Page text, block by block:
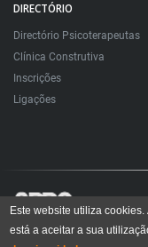
DIRECTÓRIO
Directório Psicoterapeutas
Clínica Construtiva
Inscrições
Ligações
Todos os direitos reservados.
© 2006 – 2024
Este website utiliza
está a aceitar a sua